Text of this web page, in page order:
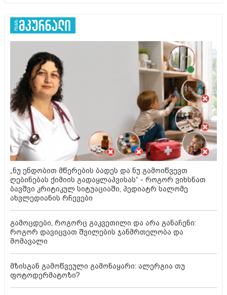
„ნუ ენდობით მწერების ბადეს და ნუ გამოიწვევთ
ღებინებას ქიმიის გადაყლაპვისას“ - როგორ ვიხსნათ
ბავშვი კრიტიკულ სიტუაციაში, პედიატრ სალომე
ახვლედიანის რჩევები
გამოცდები, როგორც გაკვეთილი და არა განაჩენი:
როგორ დავიცვათ შვილების ჯანმრთელობა და
მომავალი
მზისგან გამოწვეული გამონაყარი: ალერგია თუ
ფოტოდერმატოზი?